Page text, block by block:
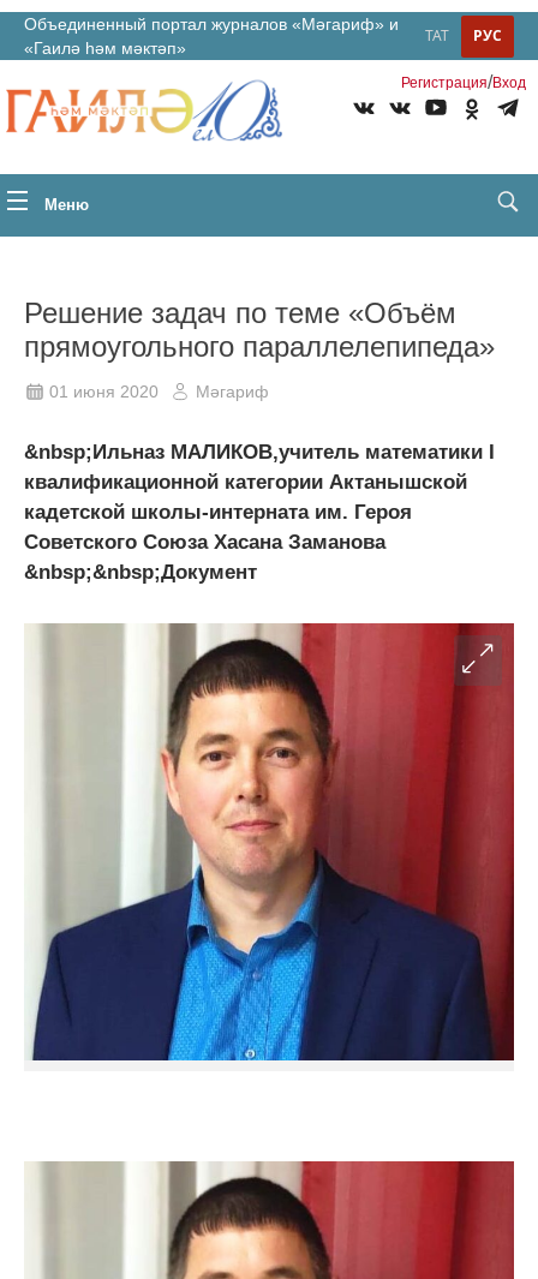
Объединенный портал журналов «Мәгариф» и
«Гаилә һәм мәктәп»
РУС
ТАТ
Регистрация/Вход
Меню
Решение задач по теме «Объём
прямоугольного параллелепипеда»
01 июня 2020 Мәгариф
&nbsp;Ильназ МАЛИКОВ,учитель математики I
квалификационной категории Актанышской
кадетской школы-интерната им. Героя
Советского Союза Хасана Заманова
&nbsp;&nbsp;Документ